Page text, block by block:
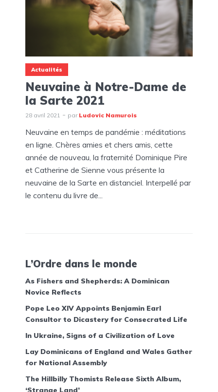
Actualités
Neuvaine à Notre-Dame de
la Sarte 2021
28 avril 2021 par Ludovic Namurois
Neuvaine en temps de pandémie : méditations
en ligne. Chères amies et chers amis, cette
année de nouveau, la fraternité Dominique Pire
et Catherine de Sienne vous présente la
neuvaine de la Sarte en distanciel. Interpellé par
le contenu du livre de...
L’Ordre dans le monde
As Fishers and Shepherds: A Dominican
Novice Reflects
Pope Leo XIV Appoints Benjamin Earl
Consultor to Dicastery for Consecrated Life
In Ukraine, Signs of a Civilization of Love
Lay Dominicans of England and Wales Gather
for National Assembly
The Hillbilly Thomists Release Sixth Album,
‘Strange Land’